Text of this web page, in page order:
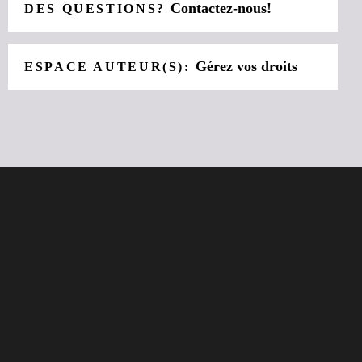
DES QUESTIONS?Contactez-nous!
ESPACE AUTEUR(S): Gérez vos droits